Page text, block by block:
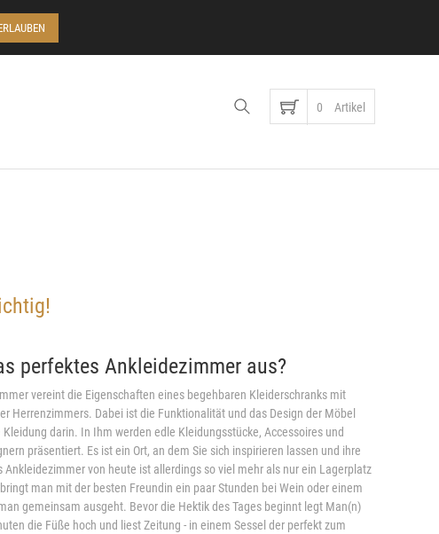
0 Artikel
perfektes Ankleidezimmer aus?
vereint die Eigenschaften eines begehbaren Kleiderschranks mit
Herrenzimmers. Dabei ist die Funktionalität und das Design der Möbel
darin. In Ihm werden edle Kleidungsstücke, Accessoires und
präsentiert. Es ist ein Ort, an dem Sie sich inspirieren lassen und ihre
Ankleidezimmer von heute ist allerdings so viel mehr als nur ein Lagerplatz
man mit der besten Freundin ein paar Stunden bei Wein oder einem
gemeinsam ausgeht. Bevor die Hektik des Tages beginnt legt Man(n)
die Füße hoch und liest Zeitung - in einem Sessel der perfekt zum